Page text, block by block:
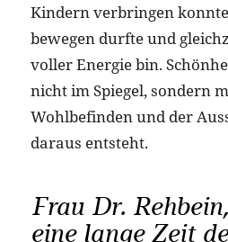
Kindern verbringen
bewegen durfte und
voller Energie bin.
nicht im Spiegel, sondern
Wohlbefinden und der
daraus entsteht.
Frau Dr.
eine lange Zeit